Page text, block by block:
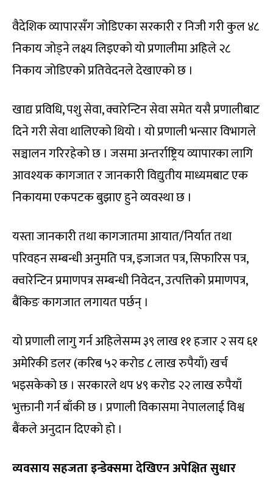
वैदेशिक व्यापारसँग जोडिएका सरकारी र निजी गरी कुल ४८
निकाय जोड्ने लक्ष्य लिइएको यो प्रणालीमा अहिले २८
निकाय जोडिएको प्रतिवेदनले देखाएको छ ।
खाद्य प्रविधि, पशु सेवा, क्वारेन्टिन सेवा समेत यसै प्रणालीबाट
दिने गरी सेवा थालिएको थियो । यो प्रणाली भन्सार विभागले
सञ्चालन गरिरहेको छ । जसमा अन्तर्राष्ट्रिय व्यापारका लागि
आवश्यक कागजात र जानकारी विद्युतीय माध्यमबाट एक
निकायमा एकपटक बुझाए हुने व्यवस्था छ ।
यस्ता जानकारी तथा कागजातमा आयात/निर्यात तथा
परिवहन सम्बन्धी अनुमति पत्र, इजाजत पत्र, सिफारिस पत्र,
क्वारेन्टिन प्रमाणपत्र सम्बन्धी निवेदन, उत्पत्तिको प्रमाणपत्र,
बैंकिङ कागजात लगायत पर्छन् ।
यो प्रणाली लागु गर्न अहिलेसम्म ३९ लाख ११ हजार २ सय ६१
अमेरिकी डलर (करिब ५२ करोड ८ लाख रुपैयाँ) खर्च
भइसकेको छ । सरकारले थप ४९ करोड २२ लाख रुपैयाँ
भुक्तानी गर्न बाँकी छ । प्रणाली विकासमा नेपाललाई विश्व
बैंकले अनुदान दिएको हो ।
व्यवसाय सहजता इन्डेक्समा देखिएन अपेक्षित सुधार